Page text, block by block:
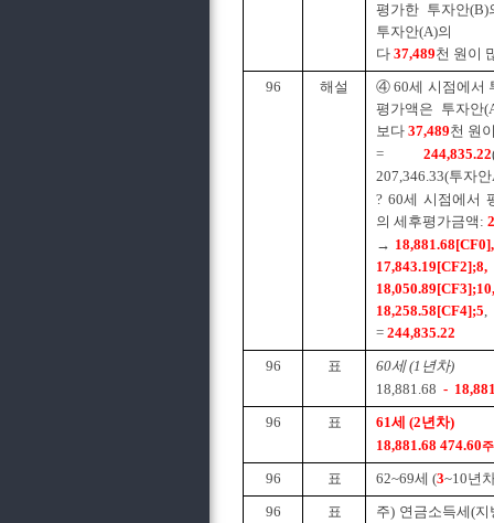
평가한 투자안(B)
투자안(A)의
다 37,489천 원이
96
해설
④ 60세 시점에서
평가액은 투자안
보다 37,489천 원
= 244,835.22
207,346.33(투자
? 60세 시점에서
의 세후평가금액:
→
17,843.19[CF2];8,
18,050.89[CF3];10,
18,258.58[CF4];5,
= 244,835.22
96
표
60세 (1년차)
18,881.68 -
96
표
61세 (2년차)
18,881.68 474.60
96 표 62~69세 (3~10년
96
표
주) 연금소득세(